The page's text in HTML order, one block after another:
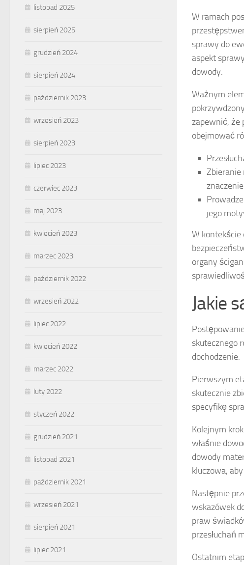
W ramach
sprawy do
aspekt
dowody.
Ważnym
zapewnić, że
obejmować
Zbieranie
jego
W
organy
Jakie
skutecznego
dochodzenie.
Pierwszym
skutecznie
specyfikę
Kolejnym
właśnie
dowody
kluczowa,
Następnie
wskazówek
praw
przesłuchań
Ostatnim
listopad 2025
sierpień 2025
grudzień 2024
sierpień 2024
październik 2023
wrzesień 2023
sierpień 2023
lipiec 2023
czerwiec 2023
maj 2023
kwiecień 2023
marzec 2023
październik 2022
wrzesień 2022
lipiec 2022
kwiecień 2022
marzec 2022
luty 2022
styczeń 2022
grudzień 2021
listopad 2021
październik 2021
wrzesień 2021
sierpień 2021
lipiec 2021